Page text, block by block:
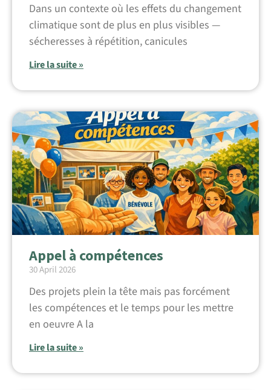
Dans un contexte où les effets du changement
climatique sont de plus en plus visibles —
sécheresses à répétition, canicules
Lire la suite »
Appel à compétences
30 April 2026
Des projets plein la tête mais pas forcément
les compétences et le temps pour les mettre
en oeuvre A la
Lire la suite »